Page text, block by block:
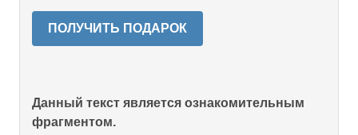
ПОЛУЧИТЬ ПОДАРОК
Данный текст является ознакомительным
фрагментом.